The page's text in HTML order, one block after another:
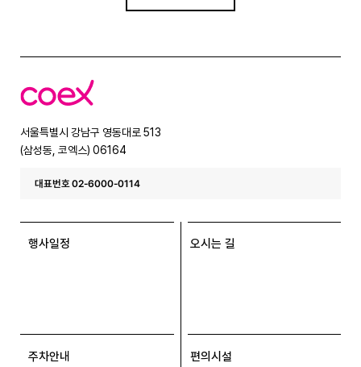
코
엑
서울특별시 강남구 영동대로 513
(삼성동, 코엑스) 06164
대표번호 02-6000-0114
행사일정 오시는 길
주차안내 편의시설